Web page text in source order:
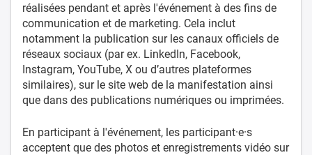
réalisées pendant et après l'événement à des fins de
communication et de marketing. Cela inclut
notamment la publication sur les canaux officiels de
réseaux sociaux (par ex. LinkedIn, Facebook,
Instagram, YouTube, X ou d’autres plateformes
similaires), sur le site web de la manifestation ainsi
que dans des publications numériques ou imprimées.
En participant à l'événement, les participant·e·s
acceptent que des photos et enregistrements vidéo sur